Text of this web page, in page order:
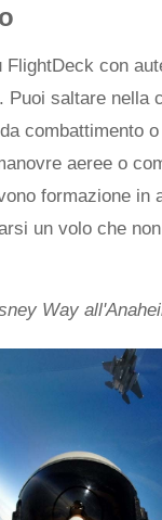
FlightDeck con
Puoi saltare nella
combattimento
aeree o
formazione in
un volo che
Way